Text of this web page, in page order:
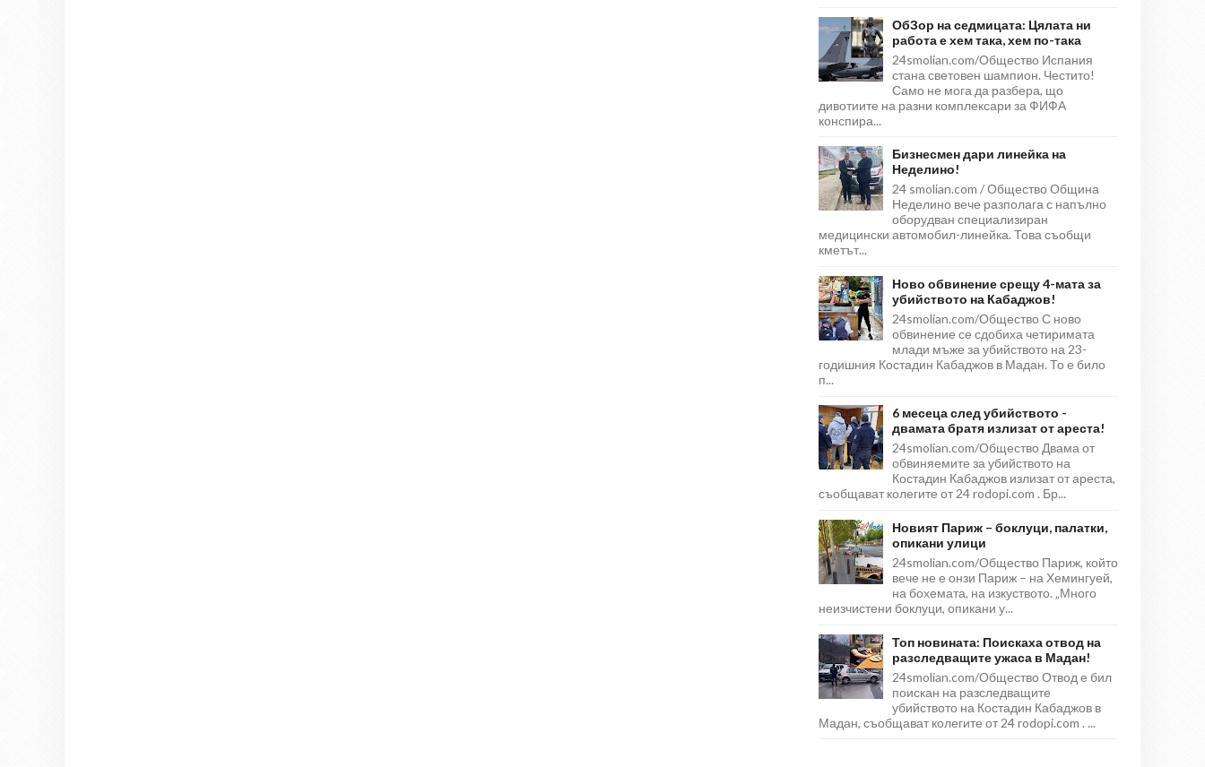
ОбЗор на седмицата: Цялата ни
работа е хем така, хем по-така
24smolian.com/Общество Испания
стана световен шампион. Честито!
Само не мога да разбера, що
дивотиите на разни комплексари за ФИФА
конспира...
Бизнесмен дари линейка на
Неделино!
24 smolian.com / Общество Община
Неделино вече разполага с напълно
оборудван специализиран
медицински автомобил-линейка. Това съобщи
кметът...
Ново обвинение срещу 4-мата за
убийството на Кабаджов!
24smolian.com/Общество С ново
обвинение се сдобиха четиримата
млади мъже за убийството на 23-
годишния Костадин Кабаджов в Мадан. То е било
п...
6 месеца след убийството -
двамата братя излизат от ареста!
24smolian.com/Общество Двама от
обвиняемите за убийството на
Костадин Кабаджов излизат от ареста,
съобщават колегите от 24 rodopi.com . Бр...
Новият Париж – боклуци, палатки,
опикани улици
24smolian.com/Общество Париж, който
вече не е онзи Париж – на Хемингуей,
на бохемата, на изкуството. „Много
неизчистени боклуци, опикани у...
Топ новината: Поискаха отвод на
разследващите ужаса в Мадан!
24smolian.com/Общество Отвод е бил
поискан на разследващите
убийството на Костадин Кабаджов в
Мадан, съобщават колегите от 24 rodopi.com . ...